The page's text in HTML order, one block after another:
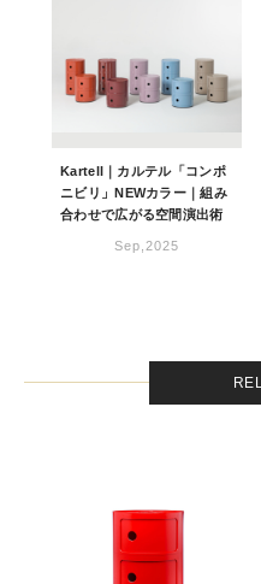
Kartell｜カルテル「コンポ
ニビリ」NEWカラー｜組み
合わせで広がる空間演出術
Sep,2025